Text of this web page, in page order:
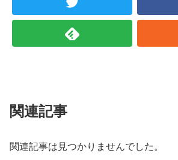
関連記事
関連記事は見つかりませんでした。